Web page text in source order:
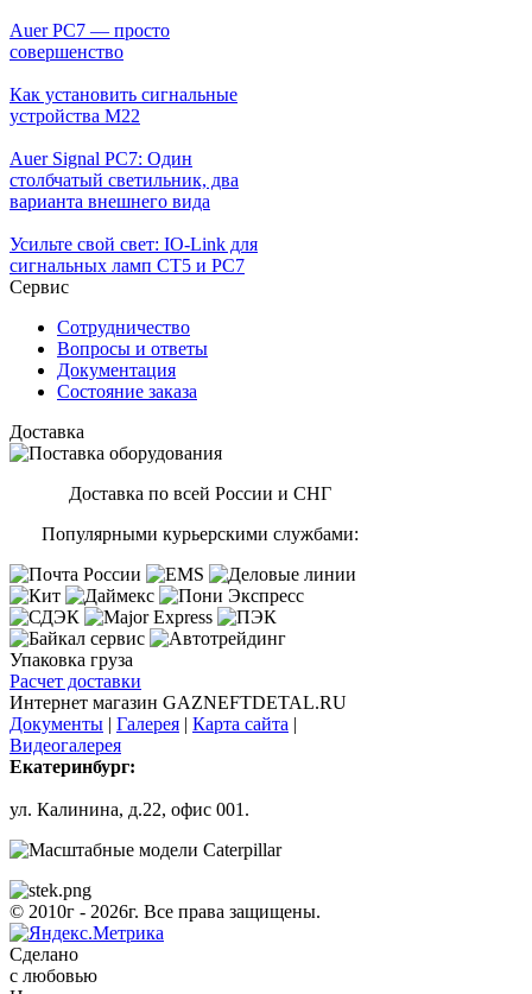
Auer PC7 — просто
совершенство
Как установить сигнальные
устройства М22
Auer Signal PC7: Один
столбчатый светильник, два
варианта внешнего вида
Усильте свой свет: IO-Link для
сигнальных ламп CT5 и PC7
Сервис
Сотрудничество
Вопросы и ответы
Документация
Состояние заказа
Доставка
Доставка по всей России и СНГ
Популярными курьерскими службами:
Упаковка груза
Расчет доставки
Интернет магазин GAZNEFTDETAL.RU
Документы | Галерея | Карта сайта |
Видеогалерея
Екатеринбург:
ул. Калинина, д.22, офис 001.
© 2010г - 2026г. Все права защищены.
Сделано
с любовью